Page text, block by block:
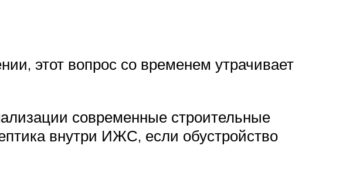
этот вопрос со временем утрачивает
современные строительные
внутри ИЖС, если обустройство